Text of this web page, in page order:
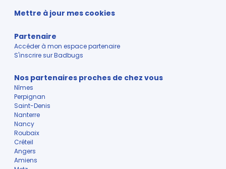
Mettre à jour mes cookies
Partenaire
Accéder à mon espace partenaire
S'inscrire sur Badbugs
Nos partenaires proches de chez vous
Nîmes
Perpignan
Saint-Denis
Nanterre
Nancy
Roubaix
Créteil
Angers
Amiens